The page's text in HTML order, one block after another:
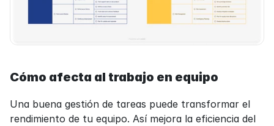
Cómo afecta al trabajo en equipo
Una buena gestión de tareas puede transformar el
rendimiento de tu equipo. Así mejora la eficiencia del